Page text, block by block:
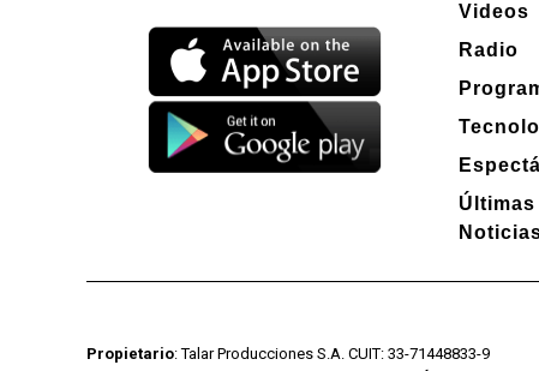
Videos
Radio
Últimas
Propietario: Talar Producciones S.A. CUIT: 33-71448833-9